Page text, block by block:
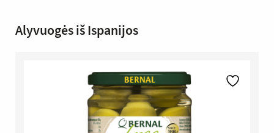
Alyvuogės iš Ispanijos